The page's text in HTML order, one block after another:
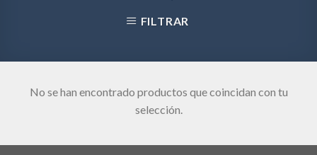
FILTRAR
No se han encontrado productos que coincidan con tu
selección.